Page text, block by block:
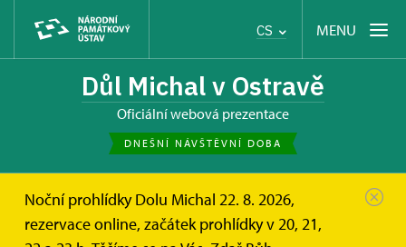
CS MENU
Důl Michal v Ostravě
oficiální webová prezentace
DNEŠNÍ NÁVŠTĚVNÍ DOBA
Noční prohlídky Dolu Michal 22. 8. 2026,
rezervace online, začátek prohlídky v 20, 21,
Důl Michal
Online vstupenky a dárkové poukazy
Online vstupenky